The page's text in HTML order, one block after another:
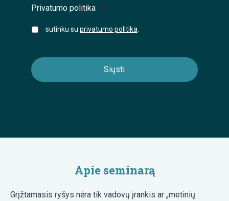
Privatumo politika *
sutinku su privatumo politika
Apie seminarą
Grįžtamasis ryšys nėra tik vadovų įrankis ar „metinių